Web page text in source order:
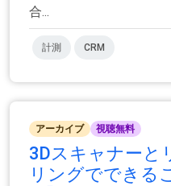
合...
計測 CRM
アーカイブ 視聴無料
3Dスキャナーと
リングでできる